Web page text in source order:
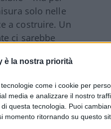
è la nostra priorità
come i cookie per
media e analizzare il nostro
questa tecnologia. Puoi
momento ritornando su questo
solo nelle
a costruire. Un
ci sarebbe
narrazione
all’ex